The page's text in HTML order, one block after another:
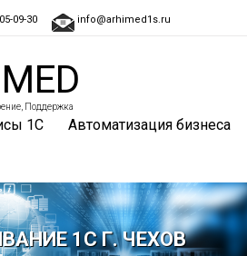
09-30 info@arhimed1s.ru
Поддержка
1С
Автоматизация бизнеса
1С Г. ЧЕХОВ